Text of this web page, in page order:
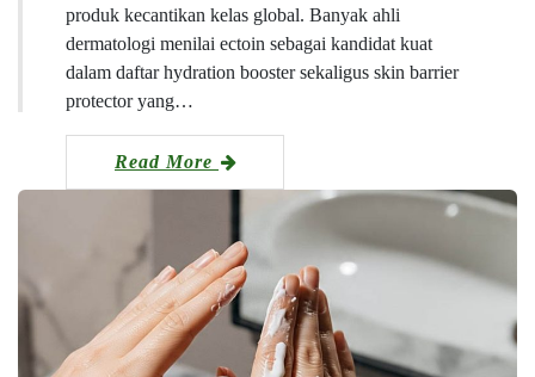
produk kecantikan kelas global. Banyak ahli
dermatologi menilai ectoin sebagai kandidat kuat
dalam daftar hydration booster sekaligus skin barrier
protector yang…
Read More